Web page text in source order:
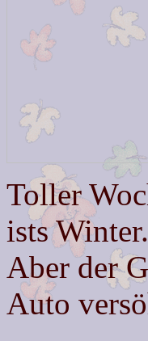
Toller
ists
Aber der
Auto